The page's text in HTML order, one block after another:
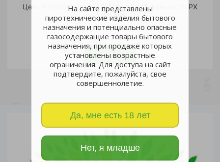
На сайте представлены
пиротехнические изделия бытового
назначения и потенциально опасные
газосодержащие товары бытового
назначения, при продаже которых
установлены возрастные
ограничения. Для доступа на сайт
подтвердите, пожалуйста, свое
совершеннолетие.
Да, мне есть 18 лет
Нет, я младше
Цепь HYUNDAI Oregon 0,325* 1,5 *78звеньев 21LPX
1 275 руб.
шт
В корзину